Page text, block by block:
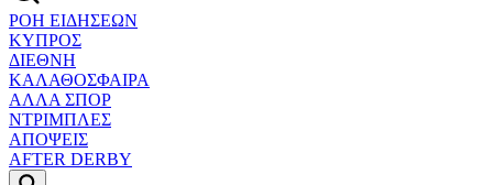
ΡΟΗ ΕΙΔΗΣΕΩΝ
ΚΥΠΡΟΣ
ΔΙΕΘΝΗ
ΚΑΛΑΘΟΣΦΑΙΡΑ
ΑΛΛΑ ΣΠΟΡ
ΝΤΡΙΜΠΛΕΣ
ΑΠΟΨΕΙΣ
AFTER DERBY